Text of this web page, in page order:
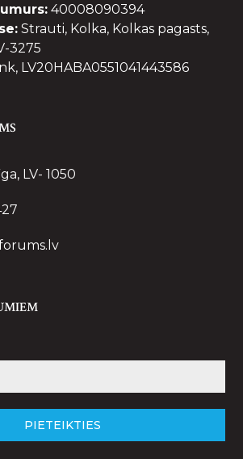
40008090394
Strauti, Kolka, Kolkas pagasts,
3275
LV20HABA0551041443586
LV- 1050
PIETEIKTIES